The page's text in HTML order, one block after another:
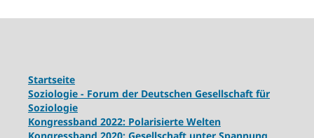
Startseite
Soziologie - Forum der Deutschen Gesellschaft für
Soziologie
Kongressband 2022: Polarisierte Welten